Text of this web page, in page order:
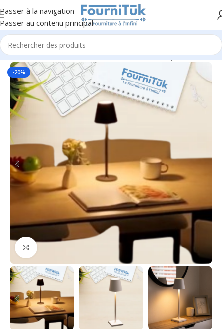
Passer à la navigation
Passer au contenu principal
Accueil/Beaux-Arts & Décoration/Déco & Workspace
-20%
Cliquez pour agrandir